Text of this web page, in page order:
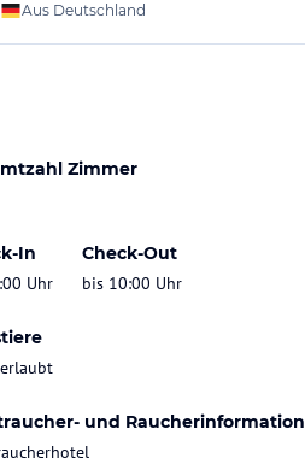
Aus Deutschland
Zimmer
In
Uhr
Check-Out
bis 10:00 Uhr
und Raucherinformation